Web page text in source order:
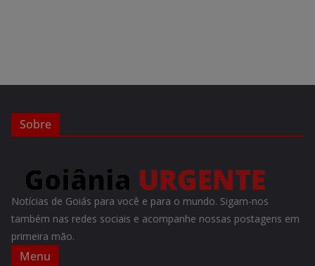
Sobre
Notícias de Goiás para você e para o mundo. Sigam-nos
também nas redes sociais e acompanhe nossas postagens em
primeira mão.
Menu